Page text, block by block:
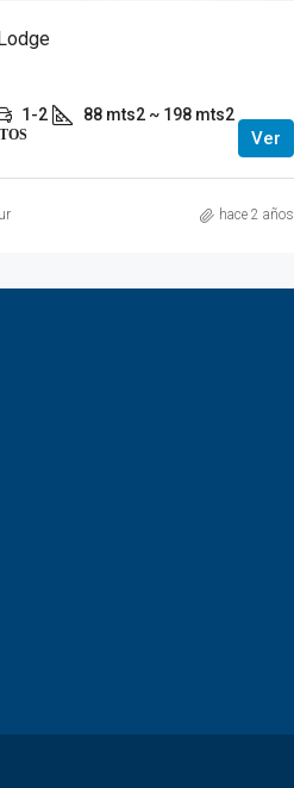
1-2 88 mts2 ~ 198 mts2
Ver
hace 2 años